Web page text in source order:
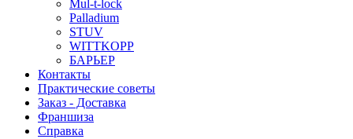
Mul-t-lock
Palladium
STUV
WITTKOPP
БАРЬЕР
Контакты
Практические советы
Заказ - Доставка
Франшиза
Справка